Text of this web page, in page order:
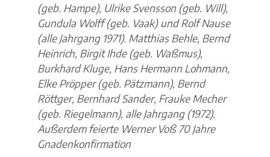
(geb. Hampe), Ulrike Svensson (geb. Will),
Gundula Wolff (geb. Vaak) und Rolf Nause
(alle Jahrgang 1971). Matthias Behle, Bernd
Heinrich, Birgit Ihde (geb. Waßmus),
Burkhard Kluge, Hans Hermann Lohmann,
Elke Pröpper (geb. Pätzmann), Bernd
Röttger, Bernhard Sander, Frauke Mecher
(geb. Riegelmann), alle Jahrgang (1972).
Außerdem feierte Werner Voß 70 Jahre
Gnadenkonfirmation